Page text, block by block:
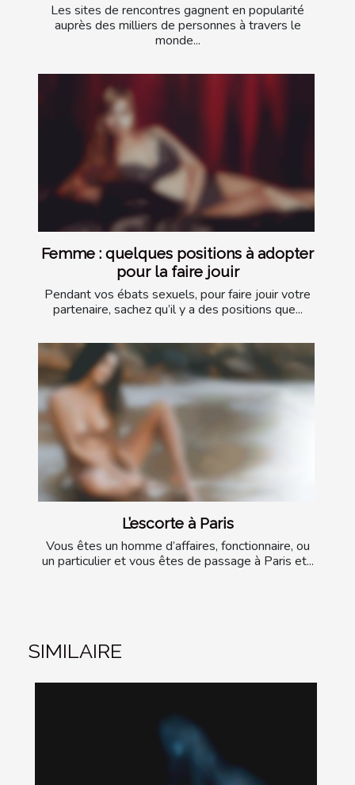
Les sites de rencontres gagnent en popularité
auprès des milliers de personnes à travers le
monde...
Femme : quelques positions à adopter
pour la faire jouir
Pendant vos ébats sexuels, pour faire jouir votre
partenaire, sachez qu’il y a des positions que...
L’escorte à Paris
Vous êtes un homme d’affaires, fonctionnaire, ou
un particulier et vous êtes de passage à Paris et...
SIMILAIRE